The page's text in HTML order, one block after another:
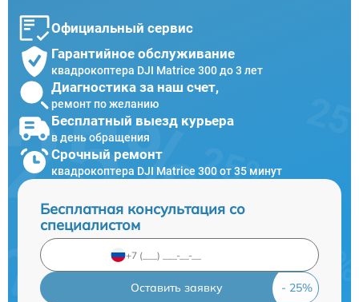
Официальный сервис
Гарантийное обслуживание
квадрокоптера DJI Matrice 300 до 3 лет
Диагностика за наш счет,
ремонт по желанию
Бесплатный выезд курьера
в день обращения
Срочный ремонт
квадрокоптера DJI Matrice 300 от 35 минут
Бесплатная консультация со
специалистом
Оставить заявку